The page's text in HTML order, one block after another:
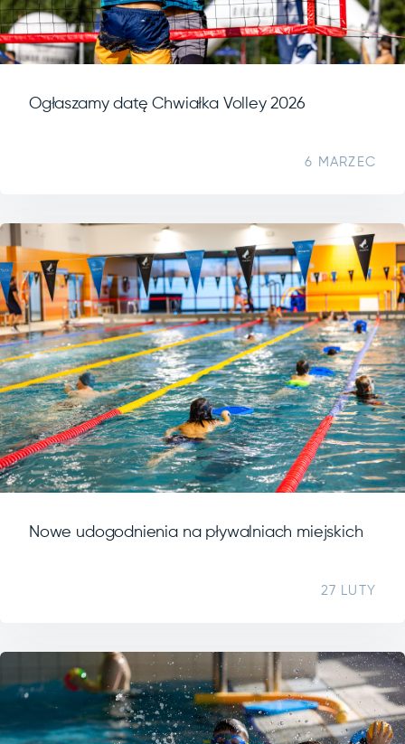
Ogłaszamy datę Chwiałka Volley 2026
6 MARZEC
Nowe udogodnienia na pływalniach miejskich
27 LUTY